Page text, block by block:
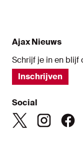
Ajax Nieuws
Schrijf je in en blijf
Inschrijven
Social